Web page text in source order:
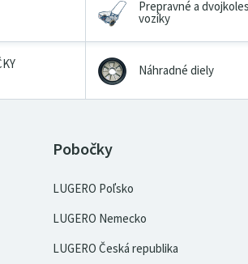
Prepravné a
vozíky
Náhradné diely
Pobočky
LUGERO Poľsko
LUGERO Nemecko
LUGERO Česká republika